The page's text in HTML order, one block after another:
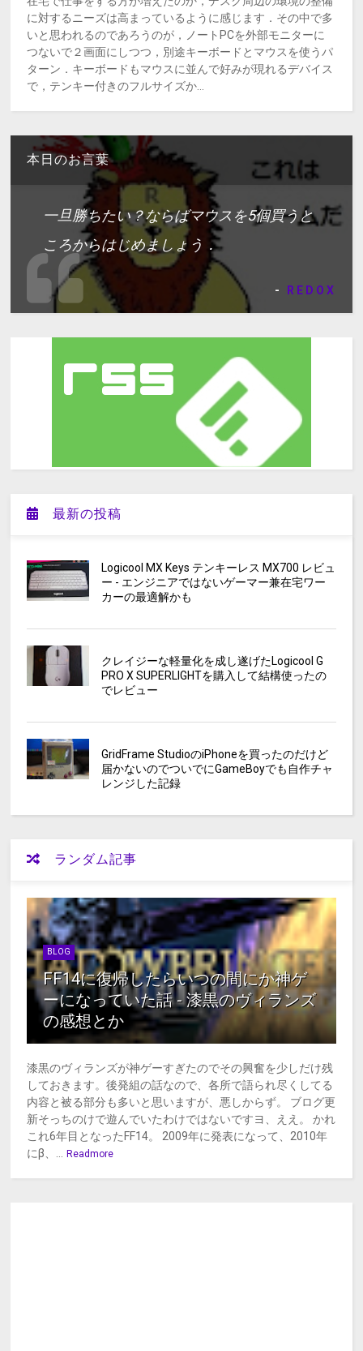
に対するニーズは高まっているように感じます．その中で多
いと思われるのであろうのが，ノートPCを外部モニターに
つないで２画面にしつつ，別途キーボードとマウスを使うパ
ターン．キーボードもマウスに並んで好みが現れるデバイス
で，テンキー付きのフルサイズか...
本日のお言葉
一旦勝ちたい？ならばマウスを5個買うと
ころからはじめましょう．
- REDOX
最新の投稿
Logicool MX Keys テンキーレス MX700 レビュ
ー - エンジニアではないゲーマー兼在宅ワー
カーの最適解かも
クレイジーな軽量化を成し遂げたLogicool G
PRO X SUPERLIGHTを購入して結構使ったの
でレビュー
GridFrame StudioのiPhoneを買ったのだけど
届かないのでついでにGameBoyでも自作チャ
レンジした記録
ランダム記事
BLOG
FF14に復帰したらいつの間にか神ゲ
ーになっていた話 - 漆黒のヴィランズ
の感想とか
漆黒のヴィランズが神ゲーすぎたのでその興奮を少しだけ残
しておきます。後発組の話なので、各所で語られ尽くしてる
内容と被る部分も多いと思いますが、悪しからず。 ブログ更
新そっちのけで遊んでいたわけではないですヨ、ええ。 かれ
これ6年目となったFF14。 2009年に発表になって、2010年
にβ、...
Readmore